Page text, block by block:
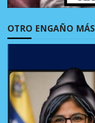
OTRO ENGAÑO MÁS